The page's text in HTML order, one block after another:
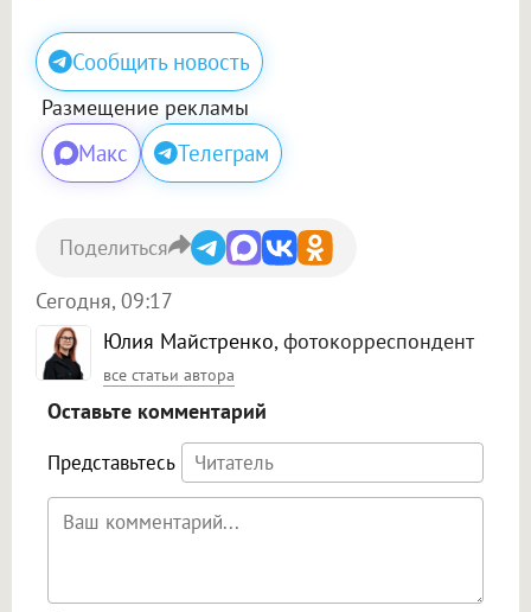
Сообщить новость
Размещение рекламы
Макс Телеграм
Юлия Майстренко, фотокорреспондент
все статьи автора
Сегодня, 09:17
Поделиться
Оставьте комментарий
Представьтесь